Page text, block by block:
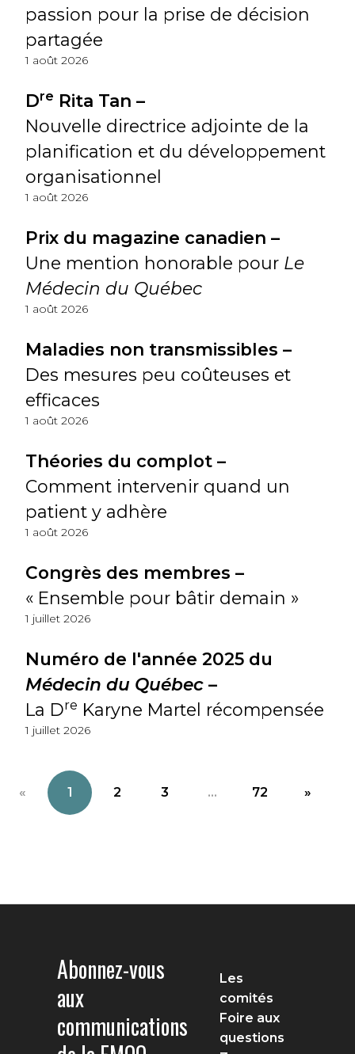
passion pour la prise de décision
partagée
1 août 2026
Dre Rita Tan –
Nouvelle directrice adjointe de la
planification et du développement
organisationnel
1 août 2026
Prix du magazine canadien –
Une mention honorable pour Le
Médecin du Québec
1 août 2026
Maladies non transmissibles –
Des mesures peu coûteuses et
efficaces
1 août 2026
Théories du complot –
Comment intervenir quand un
patient y adhère
1 août 2026
Congrès des membres –
« Ensemble pour bâtir demain »
1 juillet 2026
Numéro de l'année 2025 du
Médecin du Québec –
La Dre Karyne Martel récompensée
1 juillet 2026
« 1 2 3 ... 72 »
Abonnez-vous
aux
communications
Les
comités
Foire aux
questions